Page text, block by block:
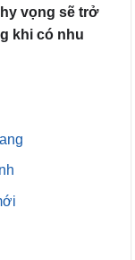
vọng sẽ trở
khi có nhu